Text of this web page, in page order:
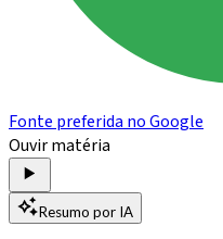
Fonte preferida no Google
Ouvir matéria
Resumo por IA